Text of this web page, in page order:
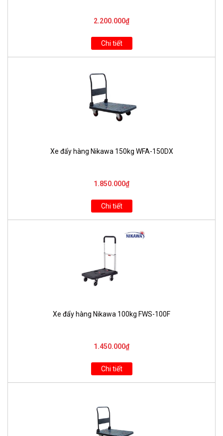
2.200.000₫
Chi tiết
Xe đẩy hàng Nikawa 150kg WFA-150DX
1.850.000₫
Chi tiết
Xe đẩy hàng Nikawa 100kg FWS-100F
1.450.000₫
Chi tiết